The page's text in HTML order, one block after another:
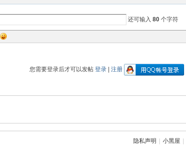
还可输入 80 个字符
您需要登录后才可以发帖 登录| 注册
隐私声明 小黑屋